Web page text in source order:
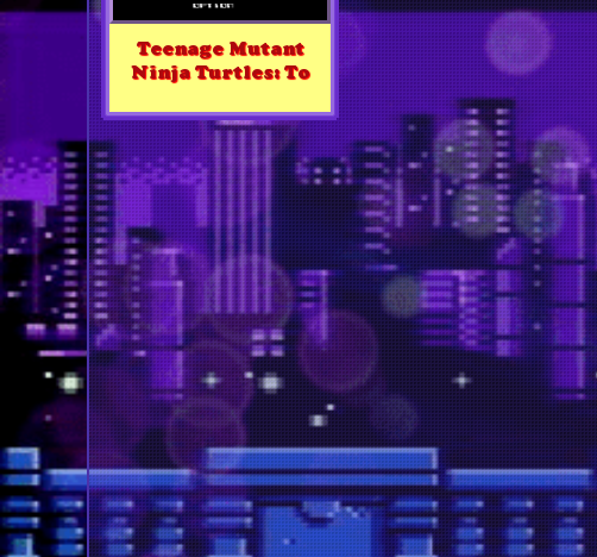
Teenage Mutant
Ninja Turtles: To